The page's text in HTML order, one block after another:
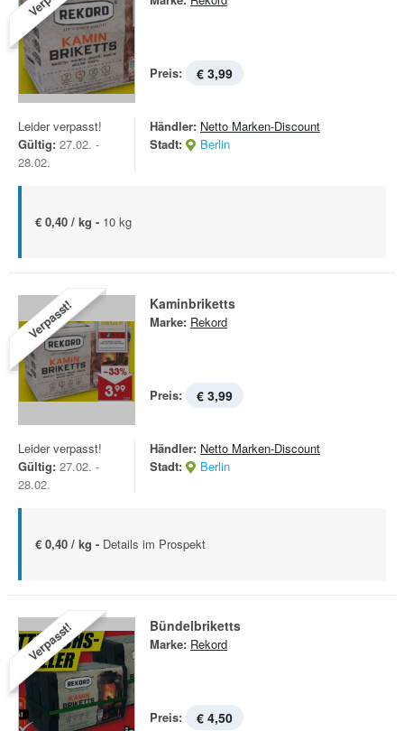
Preis: € 3,99
Leider verpasst!
Gültig: 27.02. -
28.02.
Händler: Netto Marken-Discount
Stadt:
Berlin
€ 0,40 / kg - 10 kg
Verpasst! Kaminbriketts
Marke: Rekord
Preis: € 3,99
Leider verpasst!
Gültig: 27.02. -
28.02.
Händler: Netto Marken-Discount
Stadt:
Berlin
€ 0,40 / kg - Details im Prospekt
Verpasst! Bündelbriketts
Marke: Rekord
Preis: € 4,50